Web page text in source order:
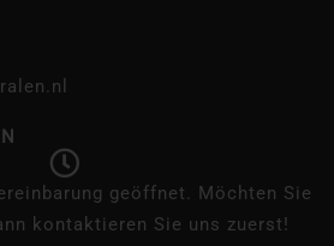
geöffnet. Möchten Sie
kontaktieren Sie uns zuerst!